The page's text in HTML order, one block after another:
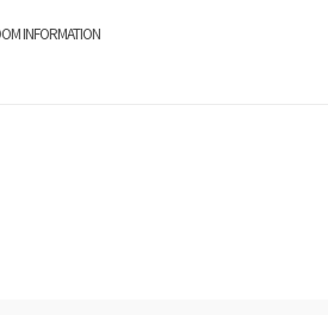
INFORMATION